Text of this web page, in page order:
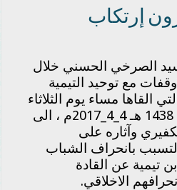
إرتكاب
الصرخي الحسني خلال
بحثه (وقفات مع توحيد التيمية
القاها مساء يوم الثلاثاء
الموافق 6 رجب الأصب 1438 هـ 4_4_2017م ، الى
وآثاره على
بانحراف الشباب
تيمية عن القادة
الاخلاقي.